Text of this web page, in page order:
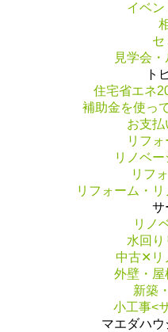
イベン
セ
見学会
ト
住宅省エネ
補助金を使っ
お支払
リフ
リノベ
リフ
リフォーム・
サ
リノ
水回り
中古✕リ
外壁・屋
新築
小工事<
マエダハ